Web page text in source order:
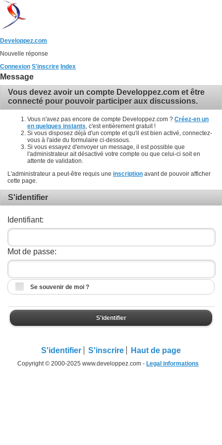
Developpez.com
Nouvelle réponse
Connexion S'inscrire Index
Message
Vous devez avoir un compte Developpez.com et être
connecté pour pouvoir participer aux discussions.
Vous n'avez pas encore de compte Developpez.com ? Créez-en un
en quelques instants , c'est entièrement gratuit !
Si vous disposez déjà d'un compte et qu'il est bien activé, connectez-
vous à l'aide du formulaire ci-dessous.
Si vous essayez d'envoyer un message, il est possible que
l'administrateur ait désactivé votre compte ou que celui-ci soit en
attente de validation.
L'administrateur a peut-être requis une inscription avant de pouvoir afficher
cette page.
S'identifier
Identifiant:
Mot de passe:
Se souvenir de moi ?
S'identifier
S'identifier S'inscrire Haut de page
Copyright © 2000-2025 www.developpez.com - Legal informations